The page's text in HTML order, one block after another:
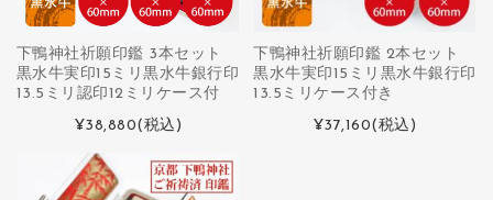
下鴨神社祈願印鑑 3本セット
黒水牛実印15ミリ黒水牛銀行印
13.5ミリ認印12ミリケース付
¥38,880(税込)
下鴨神社祈願印鑑 2本セット
黒水牛実印15ミリ黒水牛銀行印
13.5ミリケース付き
¥37,160(税込)